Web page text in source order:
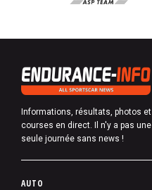
Informations, résultats, photos et
courses en direct. Il n'y a pas une
seule journée sans news !
P
AUTO